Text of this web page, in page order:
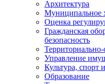
Архитектура
Муниципальное
Оценка
Гражданская
безопасность
Управление
Культура, спорт
Образование